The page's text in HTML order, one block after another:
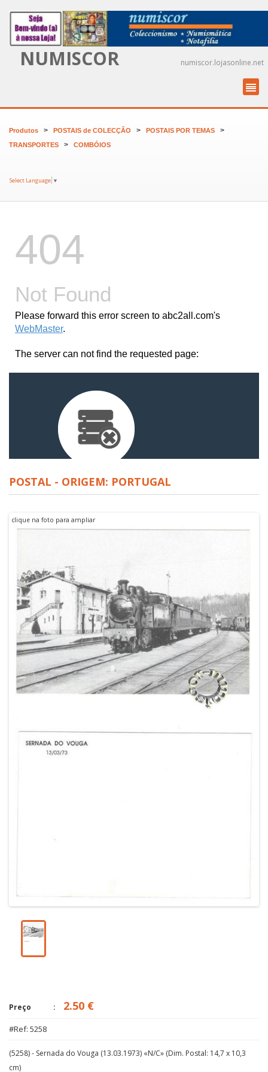
NUMISCOR numiscor.lojasonline.net
Produtos > POSTAIS de COLECÇÃO > POSTAIS POR TEMAS >
TRANSPORTES > COMBÓIOS
Select Language ▼
POSTAL - ORIGEM: PORTUGAL
clique na foto para ampliar
Preço 2.50 €
#Ref: 5258
(5258) - Sernada do Vouga (13.03.1973) «N/C» (Dim. Postal: 14,7 x 10,3
cm)